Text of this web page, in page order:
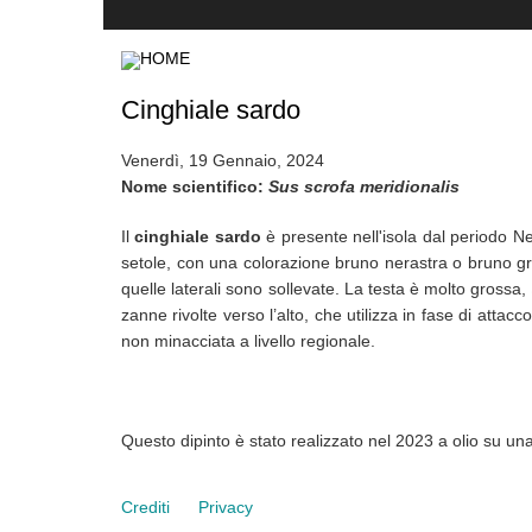
Cinghiale sardo
Venerdì, 19 Gennaio, 2024
Nome scientifico: Sus scrofa meridionalis
Ilcinghiale sardo è presente nell'isola dal periodo
setole, con una colorazione bruno nerastra o bruno
quelle laterali sono sollevate. La testa è molto
zanne rivolte verso l’alto, che utilizza in fase di
non minacciata a livello regionale.
Questo dipinto è stato realizzato nel 2023 a olio su
Crediti Privacy